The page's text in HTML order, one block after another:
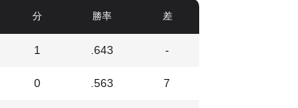
分 勝率 差
1 .643 -
0 .563 7